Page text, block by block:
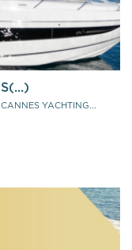
YACHTING...